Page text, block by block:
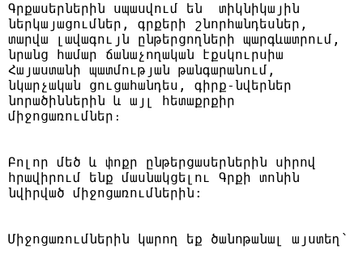
Գրքասերներին սպասվում են  տիկնիկային
ներկայացումներ, գրքերի շնորհանդեսներ,
տարվա լավագույն ընթերցողների պարգևատրում,
նրանց համար ճանաչողական էքսկուրսիա
Հայաստանի պատմության թանգարանում,
նկարչական ցուցահանդես, գիրք-նվերներ
նորածիններին և այլ հետաքրքիր
միջոցառումներ։
Բոլոր մեծ և փոքր ընթերցասերներին սիրով
հրավիրում ենք մասնակցելու Գրքի տոնին
նվիրված միջոցառումներին:
Միջոցառումներին կարող եք ծանոթանալ այստեղ՝